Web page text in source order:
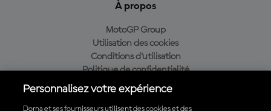
À propos
MotoGP Group
Utilisation des cookies
Conditions d'utilisation
Politique de confidentialité
Politique d’achat
Personnalisez votre expérience
Dorna et ses fournisseurs utilisent des cookies et des